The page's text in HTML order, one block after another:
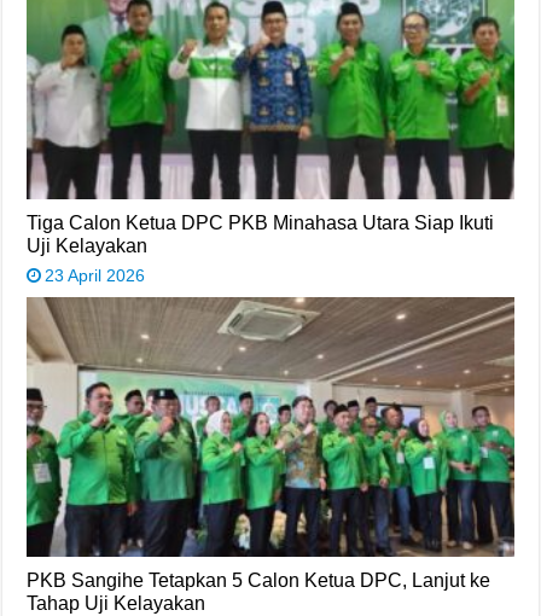
Tiga Calon Ketua DPC PKB Minahasa Utara Siap Ikuti
Uji Kelayakan
23 April 2026
PKB Sangihe Tetapkan 5 Calon Ketua DPC, Lanjut ke
Tahap Uji Kelayakan